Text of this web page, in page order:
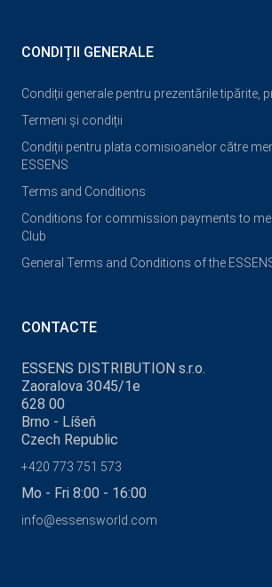
CONDIȚII GENERALE
Condiții generale pentru prezentările tipărite,
Termeni și condiții
Condiții pentru plata comisioanelor către
ESSENS
Terms and Conditions
Conditions for commission payments to
Club
General Terms and Conditions of the
CONTACTE
ESSENS DISTRIBUTION s.r.o.
Zaoralova 3045/1e
628 00
Brno - Líšeň
Czech Republic
+420 773 751 573
Mo - Fri 8:00 - 16:00
info@essensworld.com